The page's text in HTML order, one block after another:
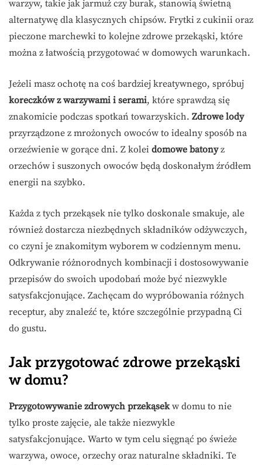
warzyw, takie jak jarmuż czy burak, stanowią świetną
alternatywę dla klasycznych chipsów. Frytki z cukinii oraz
pieczone marchewki to kolejne zdrowe przekąski, które
można z łatwością przygotować w domowych warunkach.
Jeżeli masz ochotę na coś bardziej kreatywnego, spróbuj
koreczków z warzywami i serami, które sprawdzą się
znakomicie podczas spotkań towarzyskich. Zdrowe lody
przyrządzone z mrożonych owoców to idealny sposób na
orzeźwienie w gorące dni. Z kolei domowe batonyz
orzechów i suszonych owoców będą doskonałym źródłem
energii na szybko.
Każda z tych przekąsek nie tylko doskonale smakuje, ale
również dostarcza niezbędnych składników odżywczych,
co czyni je znakomitym wyborem w codziennym menu.
Odkrywanie różnorodnych kombinacji i dostosowywanie
przepisów do swoich upodobań może być niezwykle
satysfakcjonujące. Zachęcam do wypróbowania różnych
receptur, aby znaleźć te, które szczególnie przypadną Ci
do gustu.
Jak przygotować zdrowe przekąski
w domu?
Przygotowywanie zdrowych przekąsekw domu to nie
tylko proste zajęcie, ale także niezwykle
satysfakcjonujące. Warto w tym celu sięgnąć po świeże
warzywa, owoce, orzechy oraz naturalne składniki. Te